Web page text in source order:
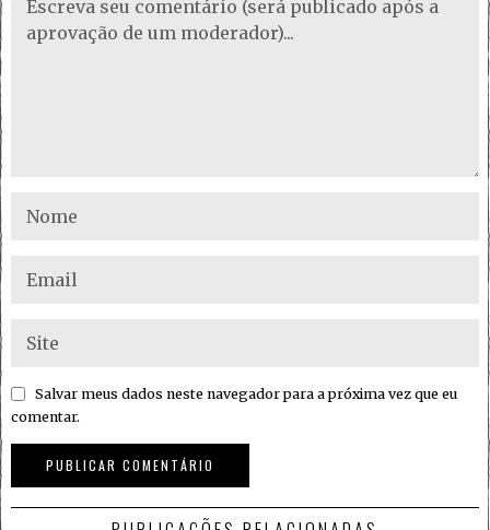
Salvar meus dados neste navegador para a próxima vez que eu
comentar.